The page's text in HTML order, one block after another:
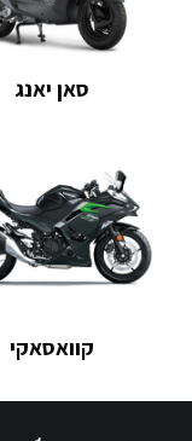
סאן יאנג
קוואסאקי